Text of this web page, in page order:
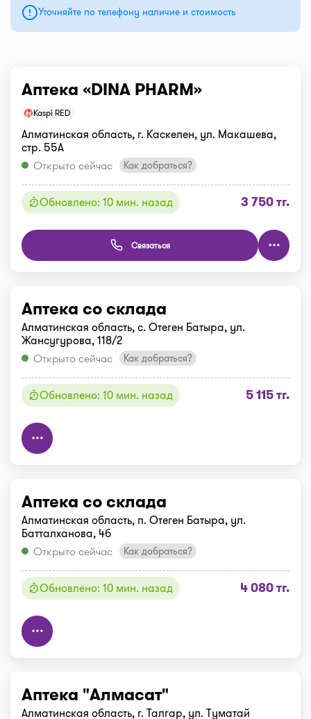
Уточняйте по телефону наличие и стоимость
Аптека «DINA PHARM»
Kaspi RED
Алматинская область, г. Каскелен, ул. Макашева,
стр. 55А
Открыто сейчас
Как добраться?
Обновлено: 10 мин. назад 3 750 тг.
Связаться
Аптека со склада
Алматинская область, с. Отеген Батыра, ул.
Жансугурова, 118/2
Открыто сейчас
Как добраться?
Обновлено: 10 мин. назад 5 115 тг.
Аптека со склада
Алматинская область, п. Отеген Батыра, ул.
Батталханова, 4б
Открыто сейчас
Как добраться?
Обновлено: 10 мин. назад 4 080 тг.
Аптека "Алмасат"
Алматинская область, г. Талгар, ул. Туматай